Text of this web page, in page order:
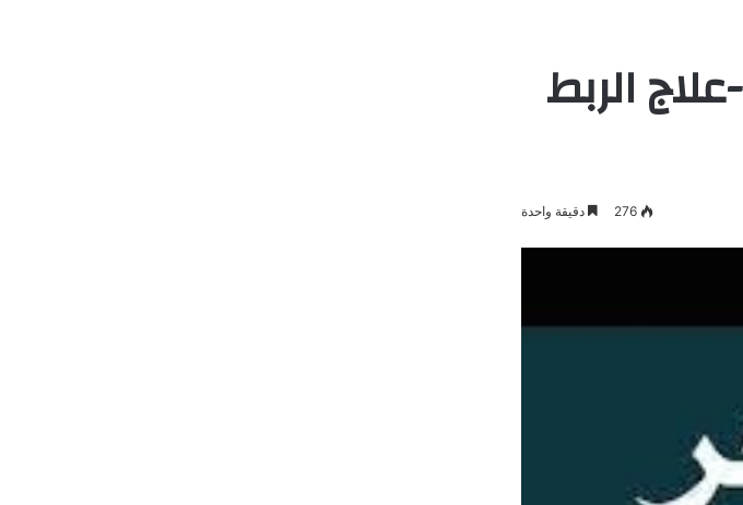
الشيخة الروحانية 0096176887484-علاج الربط
276 دقيقة واحدة